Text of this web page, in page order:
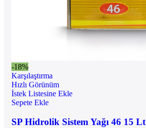
-18%
Karşılaştırma
Hızlı Görünüm
İstek Listesine Ekle
Sepete Ekle
SP Hidrolik Sistem Yağı 46 15 Lt